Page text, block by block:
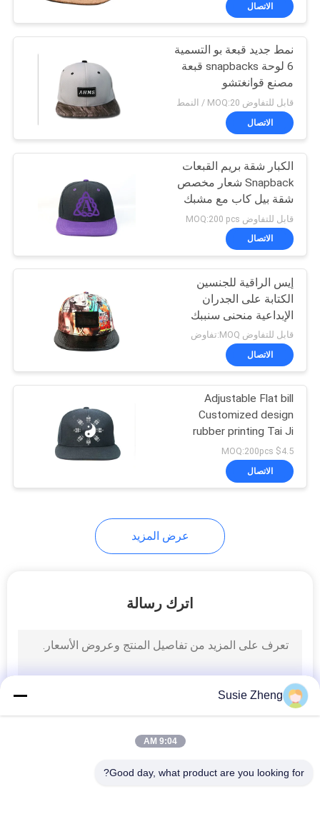
قبعات الغولف قابل
للتعديل
25
القبعات الرياضية أبي
162
قبعة دلو الصياد
321
القبعات قبعة صغيرة
كاب كاديت العسكرية
25
الاتصال
نمط جديد قبعة بو التسمية
6 لوحة snapbacks قبعة
مصنع قوانغتشو
قابل للتفاوض MOQ:20 / النمط
الاتصال
الكبار شقة بريم القبعات
Snapback شعار مخصص
شقة بيل كاب مع مشبك
من البلاستيك
قابل للتفاوض MOQ:200 pcs
الاتصال
إيس الراقية للجنسين
الكتابة على الجدران
الإبداعية منحنى سنببك
حافة جلدية مع رقعة جلدية
قابل للتفاوض MOQ:تفاوض
الاتصال
Adjustable Flat bill
Customized design
rubber printing Tai Ji
Sports snapback Hats
Caps
$4.5 MOQ:200pcs
الاتصال
عرض المزيد
اترك رسالة
Susie Zheng
9:04 AM
Good day, what product are you looking for?